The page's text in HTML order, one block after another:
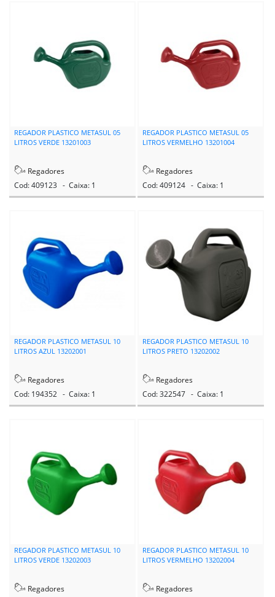
REGADOR PLASTICO METASUL 05
LITROS VERDE 13201003
Regadores
Cod: 409123 - Caixa: 1
REGADOR PLASTICO METASUL 05
LITROS VERMELHO 13201004
Regadores
Cod: 409124 - Caixa: 1
REGADOR PLASTICO METASUL 10
LITROS AZUL 13202001
Regadores
Cod: 194352 - Caixa: 1
REGADOR PLASTICO METASUL 10
LITROS PRETO 13202002
Regadores
Cod: 322547 - Caixa: 1
REGADOR PLASTICO METASUL 10
LITROS VERDE 13202003
Regadores
REGADOR PLASTICO METASUL 10
LITROS VERMELHO 13202004
Regadores